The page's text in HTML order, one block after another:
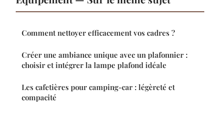
Comment nettoyer efficacement vos cadres ?
Créer une ambiance unique avec un plafonnier :
choisir et intégrer la lampe plafond idéale
Les cafetières pour camping-car : légèreté et
compacité